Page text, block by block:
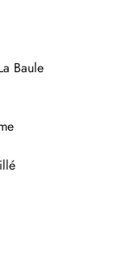
Baule